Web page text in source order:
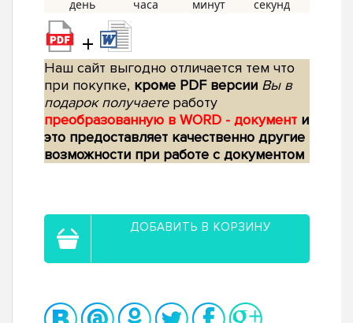
+
Наш сайт выгодно отличается тем что
при покупке, кроме PDF версии Вы в
подарок получаетеработу
преобразованную в WORD - документ и
это предоставляет качественно другие
возможности при работе с документом
ДОБАВИТЬ В КОРЗИНУ